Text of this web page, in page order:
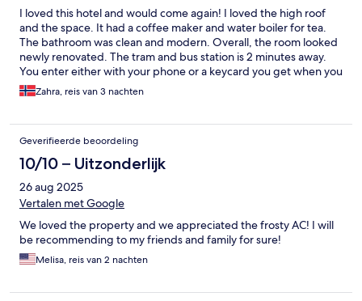
I loved this hotel and would come again! I loved the high roof
and the space. It had a coffee maker and water boiler for tea.
The bathroom was clean and modern. Overall, the room looked
newly renovated. The tram and bus station is 2 minutes away.
You enter either with your phone or a keycard you get when you
arrive. I had a little trouble entering the hotel when I arrived. I
would also suggest to talk with the staff before arrival if you are
the staff can help with storing your luggage. Only thing I would
mention is that even though the room is quiet, I had someone in
the room over me that kept walking with heavy footsteps for an
hour. I could hear it very well. However, I liked everything else.
Zahra, reis van 3 nachten
Geverifieerde beoordeling
10/10 – Uitzonderlijk
26 aug 2025
Vertalen met Google
We loved the property and we appreciated the frosty AC! I will
be recommending to my friends and family for sure!
Melisa, reis van 2 nachten